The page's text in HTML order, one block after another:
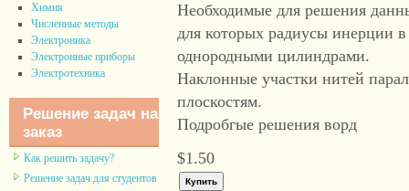
Химия
Численные методы
Электроника
Электронные приборы
Электротехника
Решение задач на
заказ
Как решить задачу?
Решение задач для студентов
Необходимые для решения
для которых радиусы инерции
однородными цилиндрами.
Наклонные участки нитей
плоскостям.
Подробгые решения ворд
$1.50